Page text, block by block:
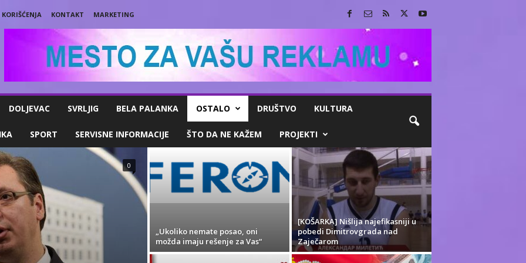
KONTAKT
MARKETING
DOLJEVAC SVRLJIG BELA PALANKA OSTALO DRUŠTVO KULTURA
SPORT SERVISNE INFORMACIJE ŠTO DA NE KAŽEM PROJEKTI
0
„Ukoliko nemate posao, oni
možda imaju rešenje za Vas“
[KOŠARKA] Nišlija najefikasniji u
pobedi Dimitrovgrada nad
Zaječarom